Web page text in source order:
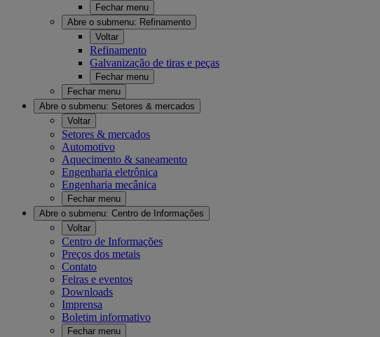
Fechar menu
Abre o submenu: Refinamento
Voltar
Refinamento
Galvanização de tiras e peças
Fechar menu
Fechar menu
Abre o submenu: Setores & mercados
Voltar
Setores & mercados
Automotivo
Aquecimento & saneamento
Engenharia eletrônica
Engenharia mecânica
Fechar menu
Abre o submenu: Centro de Informações
Voltar
Centro de Informações
Preços dos metais
Contato
Feiras e eventos
Downloads
Imprensa
Boletim informativo
Fechar menu